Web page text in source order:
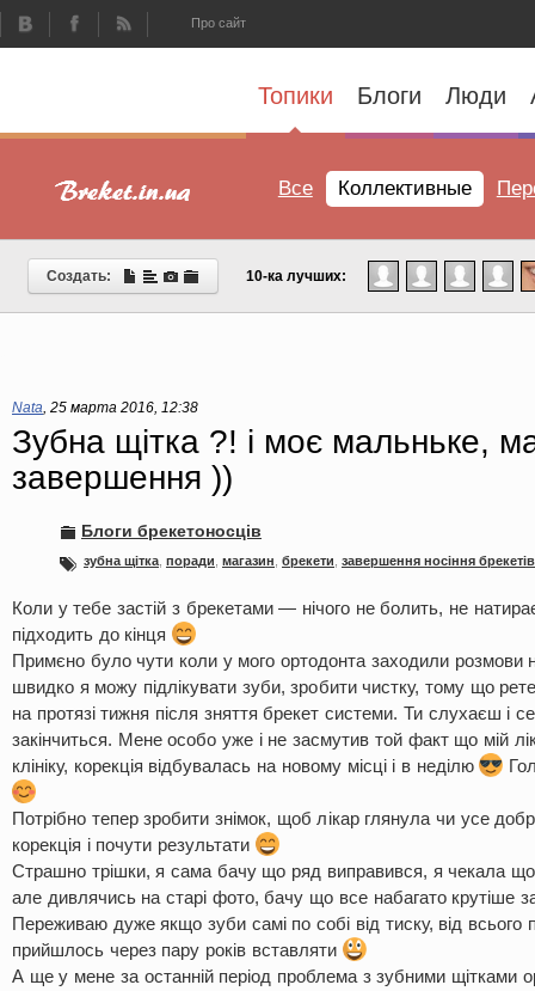
Про сайт
Топики Блоги Люди
Все Коллективные
Создать: 10-ка лучших:
Nata, 25 марта 2016, 12:38
Зубна щітка ?! і моє мальньке,
завершення ))
Блоги брекетоносців
зубна щітка поради магазин брекети завершення носіння брекетів
Коли у тебе застій з брекетами — нічого не болить, не
підходить до кінця
Примєно було чути коли у мого ортодонта заходили розмови
швидко я можу підлікувати зуби, зробити чистку, тому що
на протязі тижня після зняття брекет системи. Ти слухаєш і
закінчиться. Мене особо уже і не засмутив той факт що мій
клініку, корекція відбувалась на новому місці і в неділю
Потрібно тепер зробити знімок, щоб лікар глянула чи усе
корекція і почути результати
Страшно трішки, я сама бачу що ряд виправився, я чекала що
але дивлячись на старі фото, бачу що все набагато крутіше
Переживаю дуже якщо зуби самі по собі від тиску, від
прийшлось через пару років вставляти
А ще у мене за останній період проблема з зубними щітками